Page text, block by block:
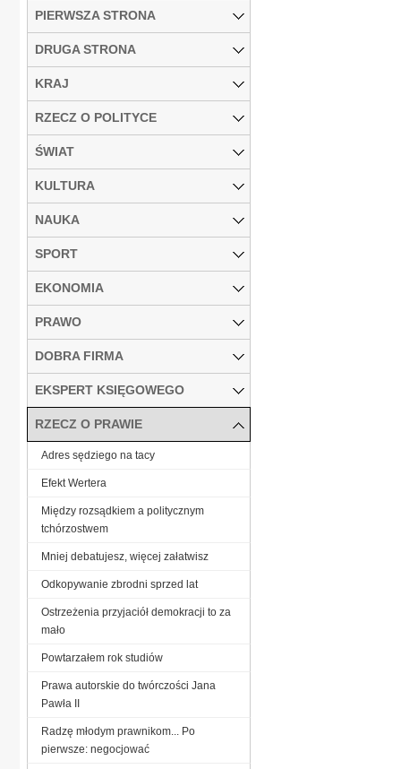
PIERWSZA STRONA
DRUGA STRONA
KRAJ
RZECZ O POLITYCE
ŚWIAT
KULTURA
NAUKA
SPORT
EKONOMIA
PRAWO
DOBRA FIRMA
EKSPERT KSIĘGOWEGO
RZECZ O PRAWIE
Adres sędziego na tacy
Efekt Wertera
Między rozsądkiem a politycznym
tchórzostwem
Mniej debatujesz, więcej załatwisz
Odkopywanie zbrodni sprzed lat
Ostrzeżenia przyjaciół demokracji to za
mało
Powtarzałem rok studiów
Prawa autorskie do twórczości Jana
Pawła II
Radzę młodym prawnikom... Po
pierwsze: negocjować